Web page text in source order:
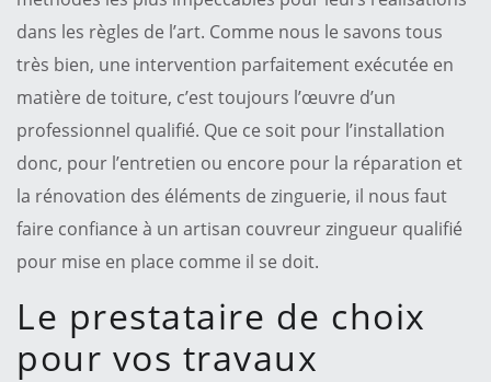
dans les règles de l’art. Comme nous le savons tous
très bien, une intervention parfaitement exécutée en
matière de toiture, c’est toujours l’œuvre d’un
professionnel qualifié. Que ce soit pour l’installation
donc, pour l’entretien ou encore pour la réparation et
la rénovation des éléments de zinguerie, il nous faut
faire confiance à un artisan couvreur zingueur qualifié
pour mise en place comme il se doit.
Le prestataire de choix
pour vos travaux